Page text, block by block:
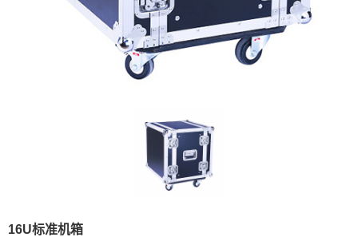
16U标准机箱